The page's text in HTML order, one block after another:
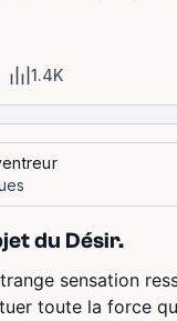
1.4K
du Désir.
sensation
toute la force